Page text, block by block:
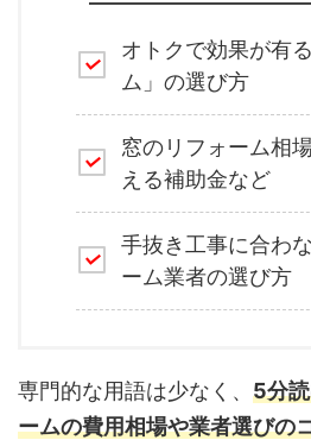
オトクで効果が有
ム」の選び方
窓のリフォーム相
える補助金など
手抜き工事に合わ
ーム業者の選び方
専門的な用語は少なく、 5分
ームの費用相場や業者選びの